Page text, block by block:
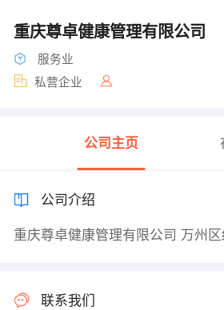
重庆尊卓健康管理有限公司
服务业
私营企业
公司主页
公司介绍
重庆尊卓健康管理有限公司 万州
联系我们